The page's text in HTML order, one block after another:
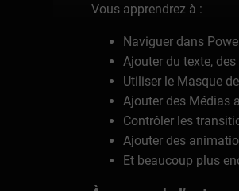
Vous apprendrez à :
Naviguer dans
Ajouter du texte,
Utiliser le Masque
Ajouter des Médias
Contrôler les
Ajouter des
Et beaucoup plus